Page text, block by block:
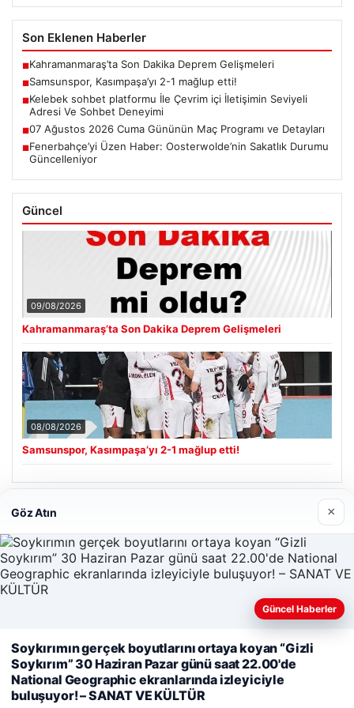
Son Eklenen Haberler
■Kahramanmaraş’ta Son Dakika Deprem Gelişmeleri
■Samsunspor, Kasımpaşa’yı 2-1 mağlup etti!
■Kelebek sohbet platformu İle Çevrim içi İletişimin Seviyeli
Adresi Ve Sohbet Deneyimi
■07 Ağustos 2026 Cuma Gününün Maç Programı ve Detayları
■Fenerbahçe’yi Üzen Haber: Oosterwolde’nin Sakatlık Durumu
Güncelleniyor
Güncel
09/08/2026
Kahramanmaraş’ta Son Dakika Deprem Gelişmeleri
08/08/2026
Samsunspor, Kasımpaşa’yı 2-1 mağlup etti!
Son Eklenen Firmalar
Web sitemizi nasıl kullandığınızı daha iyi anlayabilmek,
deneyiminizi kişiselleştirmek ve geliştirmek amacıyla çerezler
kullanıyoruz.Çerez Politikamız
Göz Atın ×
Güncel Haberler
Soykırımın gerçek boyutlarını ortaya koyan “Gizli
Soykırım” 30 Haziran Pazar günü saat 22.00'de
National Geographic ekranlarında izleyiciyle
buluşuyor! – SANAT VE KÜLTÜR